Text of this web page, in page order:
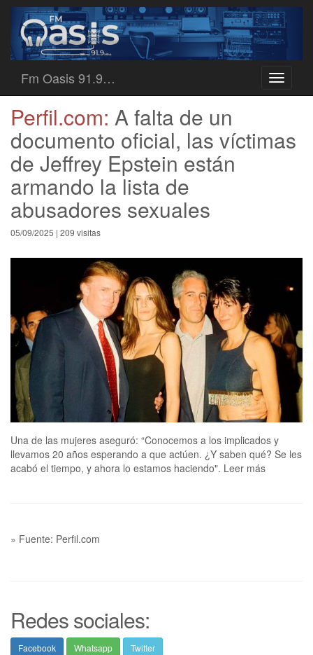
Toggle
Fm Oasis 91.9…
Perfil.com: A falta de un
documento oficial, las víctimas
de Jeffrey Epstein están
armando la lista de
abusadores sexuales
05/09/2025 | 209 visitas
Una de las mujeres aseguró: “Conocemos a los implicados y
llevamos 20 años esperando a que actúen. ¿Y saben qué? Se les
acabó el tiempo, y ahora lo estamos haciendo". Leer más
» Fuente: Perfil.com
Redes sociales:
Facebook Whatsapp Twitter